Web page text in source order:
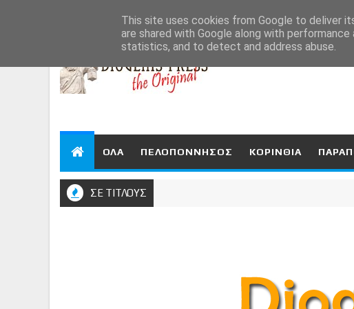
ΟΛΑ ΠΕΛΟΠΟΝΝΗΣΟΣ ΚΟΡΙΝΘΙΑ
ΣΕ ΤΙΤΛΟΥΣ
This site uses cookies from Google to deliver
are shared with Google along with
statistics, and to detect and address abuse.